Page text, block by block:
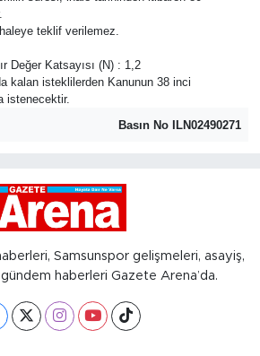
teklif verilemez.
Değer Katsayısı (N) : 1,2
kalan isteklilerden Kanunun 38 inci
istenecektir.
Basın No ILN02490271
Samsunspor gelişmeleri, asayiş,
haberleri Gazete Arena’da.